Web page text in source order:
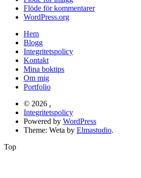
Flöde för kommentarer
WordPress.org
Hem
Blogg
Integritetspolicy
Kontakt
Mina boktips
Om mig
Portfolio
© 2026 .
Integritetspolicy
Powered by WordPress
Theme: Weta by Elmastudio.
Top